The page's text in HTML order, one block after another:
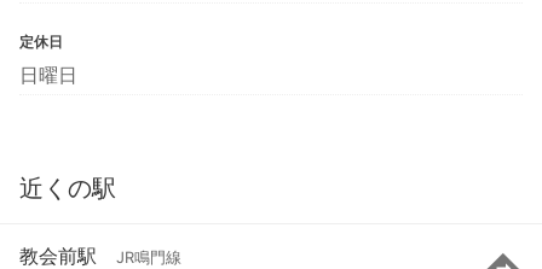
定休日
日曜日
近くの駅
教会前駅 JR鳴門線